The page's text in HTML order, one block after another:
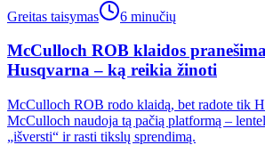
Greitas taisymas
6 minučių
McCulloch ROB klaidos
Husqvarna – ką reikia žinoti
McCulloch ROB rodo klaidą, bet radote tik
McCulloch naudoja tą pačią platformą –
„išversti“ ir rasti tikslų sprendimą.